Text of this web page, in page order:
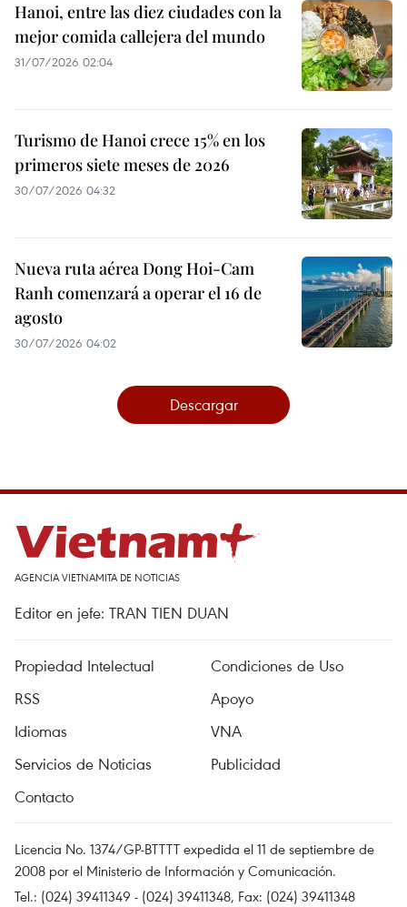
Hanoi, entre las diez ciudades con la
mejor comida callejera del mundo
31/07/2026 02:04
Turismo de Hanoi crece 15% en los
primeros siete meses de 2026
30/07/2026 04:32
Nueva ruta aérea Dong Hoi-Cam
Ranh comenzará a operar el 16 de
agosto
30/07/2026 04:02
Descargar
AGENCIA VIETNAMITA DE NOTICIAS
Editor en jefe: TRAN TIEN DUAN
Propiedad Intelectual
Condiciones de Uso
RSS
Apoyo
Idiomas
VNA
Servicios de Noticias
Publicidad
Contacto
Licencia No. 1374/GP-BTTTT expedida el 11 de septiembre de
2008 por el Ministerio de Información y Comunicación.
Tel.: (024) 39411349 - (024) 39411348, Fax: (024) 39411348